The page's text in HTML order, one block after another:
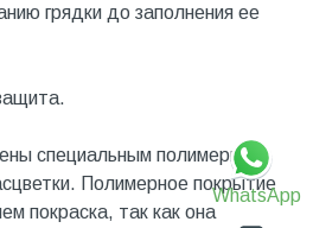
WhatsApp
грядки до заполнения ее
специальным полимерным
Полимерное покрытие
покраска, так как она